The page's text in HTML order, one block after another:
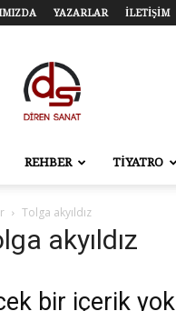
YAZARLAR İLETİŞİM
Diren
Sanat
–
Tiyatro,
Sahne
REHBER TİYATRO
Tolga akyıldız
akyıldız
bir içerik yok